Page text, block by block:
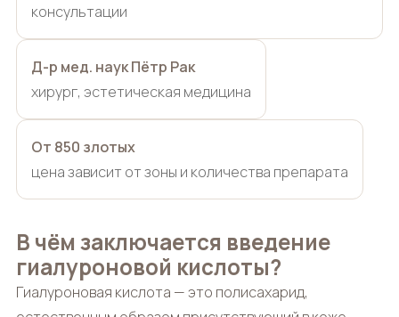
консультации
Д-р мед. наук Пётр Рак
хирург, эстетическая медицина
От 850 злотых
цена зависит от зоны и количества препарата
В чём заключается введение
гиалуроновой кислоты?
Гиалуроновая кислота — это полисахарид,